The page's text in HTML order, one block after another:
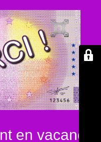
en vacances